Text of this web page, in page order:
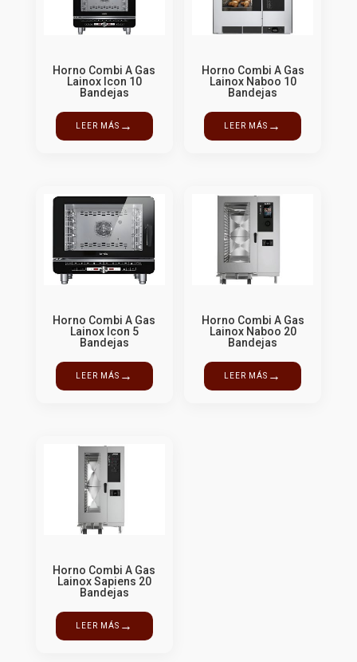
Horno Combi A Gas
Lainox Icon 10
Bandejas
LEER MÁS →
Horno Combi A Gas
Lainox Naboo 10
Bandejas
LEER MÁS →
Horno Combi A Gas
Lainox Icon 5
Bandejas
LEER MÁS →
Horno Combi A Gas
Lainox Naboo 20
Bandejas
LEER MÁS →
Horno Combi A Gas
Lainox Sapiens 20
Bandejas
LEER MÁS →